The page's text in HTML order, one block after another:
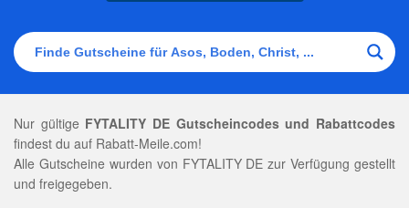
Nur gültige FYTALITY DE Gutscheincodes und Rabattcodes
findest du auf Rabatt-Meile.com!
Alle Gutscheine wurden von FYTALITY DE zur Verfügung gestellt
und freigegeben.